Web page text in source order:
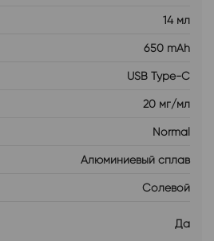
14 мл
650 mAh
USB Type-C
20 мг/мл
Normal
Алюминиевый сплав
Солевой
Да